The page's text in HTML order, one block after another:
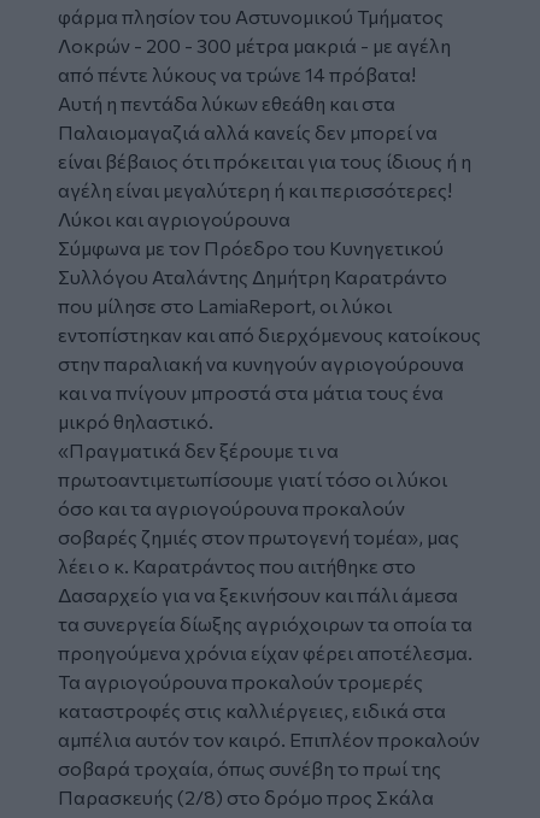
φάρμα πλησίον του Αστυνομικού Τμήματος
Λοκρών - 200 - 300 μέτρα μακριά - με αγέλη
από πέντε λύκους να τρώνε 14 πρόβατα!
Αυτή η πεντάδα λύκων εθεάθη και στα
Παλαιομαγαζιά αλλά κανείς δεν μπορεί να
είναι βέβαιος ότι πρόκειται για τους ίδιους ή η
αγέλη είναι μεγαλύτερη ή και περισσότερες!
Λύκοι και αγριογούρουνα
Σύμφωνα με τον Πρόεδρο του Κυνηγετικού
Συλλόγου Αταλάντης Δημήτρη Καρατράντο
που μίλησε στο LamiaReport, οι λύκοι
εντοπίστηκαν και από διερχόμενους κατοίκους
στην παραλιακή να κυνηγούν αγριογούρουνα
και να πνίγουν μπροστά στα μάτια τους ένα
μικρό θηλαστικό.
«Πραγματικά δεν ξέρουμε τι να
πρωτοαντιμετωπίσουμε γιατί τόσο οι λύκοι
όσο και τα αγριογούρουνα προκαλούν
σοβαρές ζημιές στον πρωτογενή τομέα», μας
λέει ο κ. Καρατράντος που αιτήθηκε στο
Δασαρχείο για να ξεκινήσουν και πάλι άμεσα
τα συνεργεία δίωξης αγριόχοιρων τα οποία τα
προηγούμενα χρόνια είχαν φέρει αποτέλεσμα.
Τα αγριογούρουνα προκαλούν τρομερές
καταστροφές στις καλλιέργειες, ειδικά στα
αμπέλια αυτόν τον καιρό. Επιπλέον προκαλούν
σοβαρά τροχαία, όπως συνέβη το πρωί της
Παρασκευής (2/8) στο δρόμο προς Σκάλα